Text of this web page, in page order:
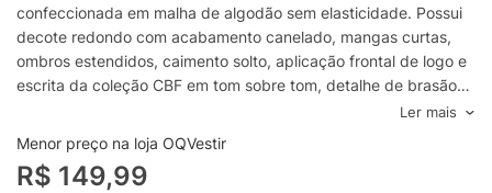
confeccionada em malha de algodão sem elasticidade. Possui
decote redondo com acabamento canelado, mangas curtas,
ombros estendidos, caimento solto, aplicação frontal de logo e
escrita da coleção CBF em tom sobre tom, detalhe de brasão
aplicado na parte frontal inferior, barra com acabamento
pespontado e não possui fechamento.- Camiseta feminina-
Decote redondo- Mangas curtas- Ombros estendidos-
Caimento solto- Aplicação frontal de logo CBF- Brasão
Ler mais
Menor preço na loja OQVestir
R$ 149,99